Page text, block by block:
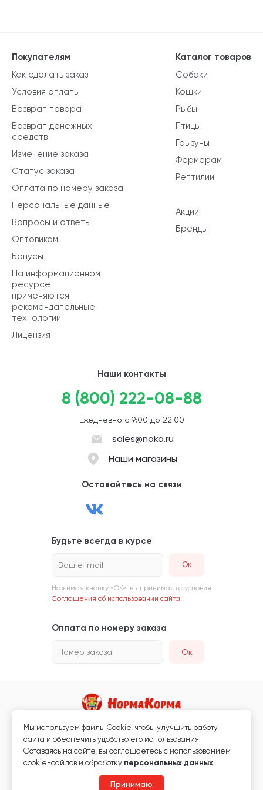
Каталог товаров
Собаки
Кошки
Рыбы
Птицы
Грызуны
Фермерам
Рептилии
Акции
Бренды
Покупателям
Как сделать заказ
Условия оплаты
Возврат товара
Возврат денежных
средств
Изменение заказа
Статус заказа
Оплата по номеру заказа
Персональные данные
Вопросы и ответы
Оптовикам
Бонусы
На информационном
ресурсе
применяются
рекомендательные
технологии
Лицензия
Наши контакты
8 (800) 222-08-88
Ежедневно с 9:00 до 22:00
sales@noko.ru
Наши магазины
Оставайтесь на связи
Будьте всегда в курсе
Ваш e-mail
Нажимая кнопку «ОК», вы принимаете условия
Соглашения об использовании сайта
Оплата по номеру заказа
Номер заказа Ок
Магазин кормов для животных и ветаптека
Любая информация, размещённая на сайте, не является публичной
офертой.
Мы используем файлы Сookie, чтобы улучшить работу
сайта и обеспечить удобство его использования.
Оставаясь на сайте, вы соглашаетесь с использованием
cookie-файлов и обработку персональных данных.
Принимаю